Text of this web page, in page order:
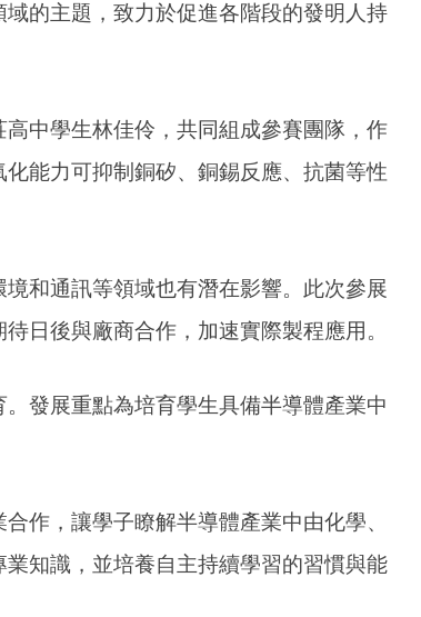
的主題，致力於促進各階段的發明人持
中學生林佳伶，共同組成參賽團隊，作
能力可抑制銅矽、銅錫反應、抗菌等性
和通訊等領域也有潛在影響。此次參展
日後與廠商合作，加速實際製程應用。
發展重點為培育學生具備半導體產業中
作，讓學子瞭解半導體產業中由化學、
知識，並培養自主持續學習的習慣與能